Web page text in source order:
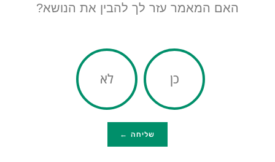
האם המאמר עזר לך להבין את הנושא?
כן לא
שליחה ←